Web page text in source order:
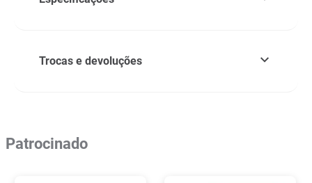
Trocas e devoluções
Patrocinado